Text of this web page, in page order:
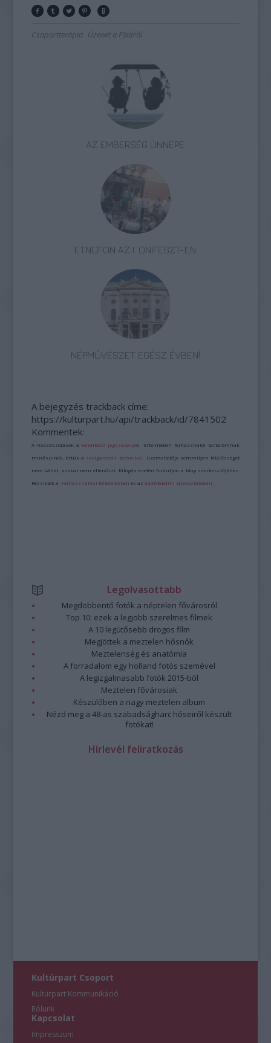
Csoportterápia Üzenet a Földről
AZ EMBERSÉG ÜNNEPE
ETNOFON AZ I. ONIFESZT-EN
NÉPMŰVÉSZET EGÉSZ ÉVBEN!
A bejegyzés trackback címe:
https://kulturpart.hu/api/trackback/id/7841502
Kommentek:
A hozzászólások avonatkozó jogszabályok értelmében felhasználói tartalomnak
minősülnek, értük a szolgáltatás technikai üzemeltetője semmilyen felelősséget
nem vállal, azokat nem ellenőrzi. Kifogás esetén forduljon a blog szerkesztőjéhez.
Részletek a Felhasználási feltételekben és azadatvédelmi tájékoztatóban
Legolvasottabb
Megdöbbentő fotók a néptelen fővárosról
Top 10: ezek a legjobb szerelmes filmek
A 10 legütősebb drogos film
Megjöttek a meztelen hősnők
Meztelenség és anatómia
A forradalom egy holland fotós szemével
A legizgalmasabb fotók 2015-ből
Meztelen fővárosiak
Készülőben a nagy meztelen album
Nézd meg a 48-as szabadságharc hőseiről készült
fotókat!
Hírlevél feliratkozás
Kultúrpart Csoport
Kultúrpart Kommunikáció
Rólunk
Kapcsolat
Impresszum